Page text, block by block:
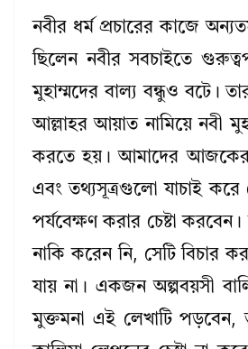
নবীর ধর্ম প্রচারের কাজে
ছিলেন নবীর সবচাইতে
মুহাম্মদের বাল্য বন্ধুও বটে।
আল্লাহর আয়াত নামিয়ে নবী
করতে হয়। আমাদের আজকের
এবং তথ্যসূত্রগুলো যাচাই করে
পর্যবেক্ষণ করার চেষ্টা
নাকি করেন নি, সেটি বিচার
যায় না। একজন অল্পবয়সী
মুক্তমনা এই লেখাটি পড়বেন,